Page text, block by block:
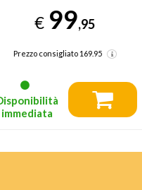
Prezzo
immediata